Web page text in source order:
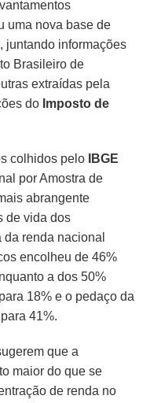
uma nova base de
juntando informações
Brasileiro de
extraídas pela
do Imposto de
colhidos pelo
IBGE
por Amostra de
abrangente
de vida dos
renda nacional
encolheu de 46%
a dos 50%
18% e o pedaço da
41%.
que a
maior do que se
de renda no